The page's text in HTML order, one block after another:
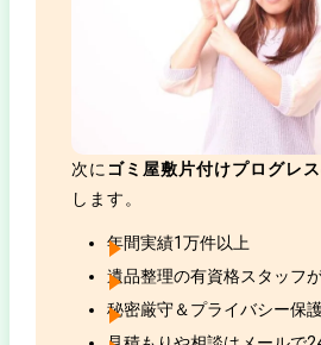
次に ゴミ屋敷片付けプログレ
します。
年間実績1万件以上
遺品整理の有資格スタッフ
秘密厳守＆プライバシー保